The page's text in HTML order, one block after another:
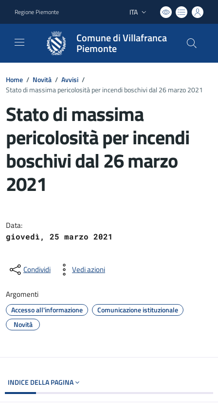
Regione Piemonte Lingua attiva:
ITA
Comune di Villafranca
Piemonte
Home / Novità / Avvisi /
Stato di massima pericolosità per incendi boschivi dal 26 marzo 2021
Stato di massima
pericolosità per incendi
boschivi dal 26 marzo
2021
Data:
giovedì, 25 marzo 2021
Condividi Vedi azioni
Argomenti
Accesso all'informazione
Comunicazione istituzionale
Novità
INDICE DELLA PAGINA